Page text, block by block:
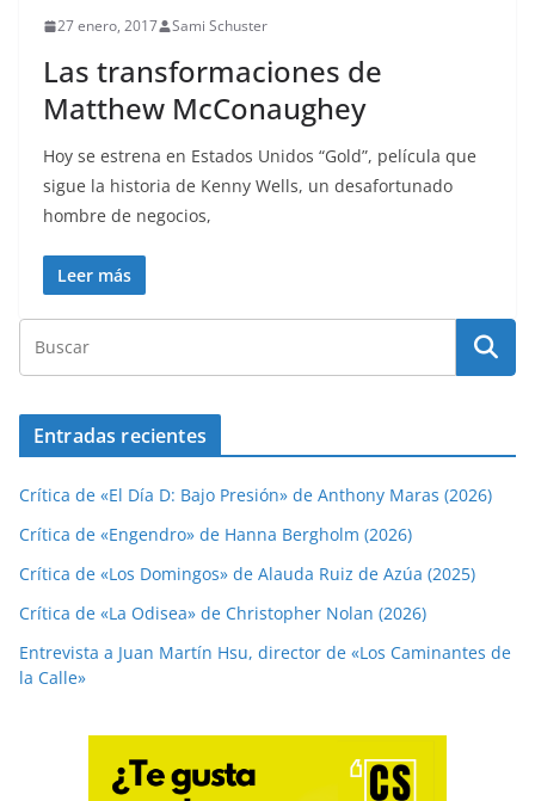
27 enero, 2017 Sami Schuster
Las transformaciones de
Matthew McConaughey
Hoy se estrena en Estados Unidos “Gold”, película que
sigue la historia de Kenny Wells, un desafortunado
hombre de negocios,
Leer más
Entradas recientes
Crítica de «El Día D: Bajo Presión» de Anthony Maras (2026)
Crítica de «Engendro» de Hanna Bergholm (2026)
Crítica de «Los Domingos» de Alauda Ruiz de Azúa (2025)
Crítica de «La Odisea» de Christopher Nolan (2026)
Entrevista a Juan Martín Hsu, director de «Los Caminantes de
la Calle»